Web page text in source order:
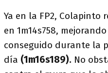
Ya en la FP2, Colapinto
en 1m14s758,
conseguido durante la
día (1m16s189). No